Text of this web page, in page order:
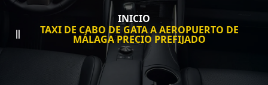
INICIO
TAXI DE CABO DE GATA A AEROPUERTO DE
MÁLAGA PRECIO PREFIJADO